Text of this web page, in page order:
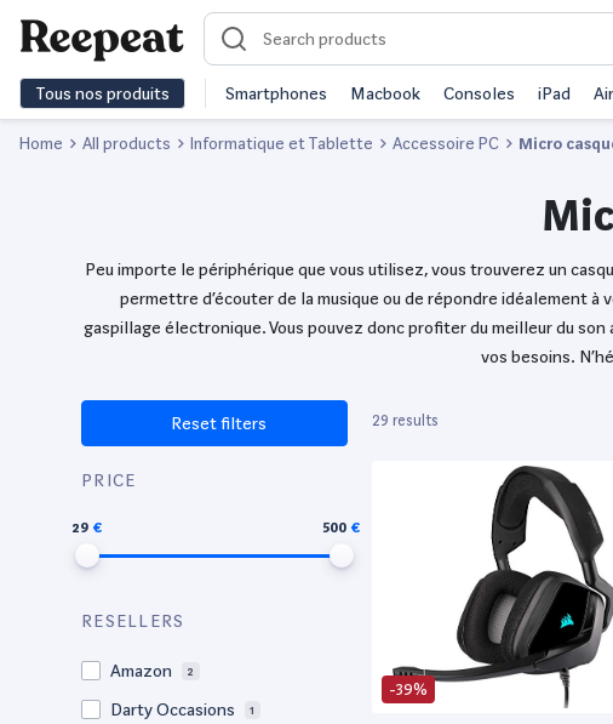
Tous nos produits Smartphones Macbook Consoles iPad
Home All products Informatique et Tablette Accessoire PC Micro
Peu importe le périphérique que vous utilisez, vous trouverez un
permettre d’écouter de la musique ou de répondre idéalement
gaspillage électronique. Vous pouvez donc profiter du meilleur du
vos besoins.
Reset filters
PRICE
29 500
RESELLERS
Amazon 2
Darty Occasions 1
29 results
-39%